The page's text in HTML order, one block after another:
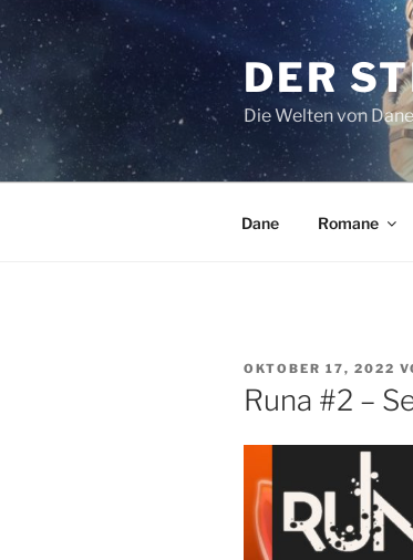
Zum
Inhalt
springen
DER
Die Welten von
Dane Romane
VERÖFFENTLICHT
AM
OKTOBER 17, 2022
Runa #2 –